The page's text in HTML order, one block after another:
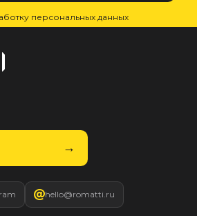
персональных данных
hello@romatti.ru